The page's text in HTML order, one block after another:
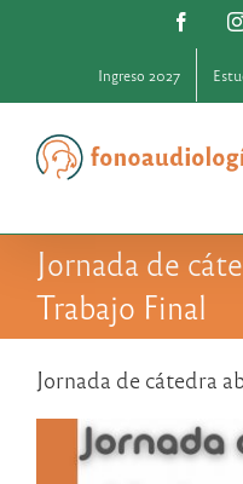
Ingreso 2027
Jornada de
Trabajo Final
Jornada de cátedra